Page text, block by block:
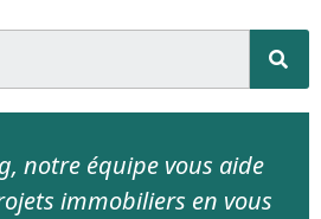
notre équipe vous aide
immobiliers en vous